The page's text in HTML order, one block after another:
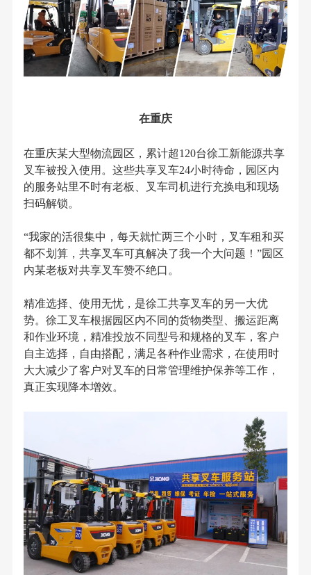
在重庆
在重庆某大型物流园区，累计超120台徐工新能源共享
叉车被投入使用。这些共享叉车24小时待命，园区内
的服务站里不时有老板、叉车司机进行充换电和现场
扫码解锁。
“我家的活很集中，每天就忙两三个小时，叉车租和买
都不划算，共享叉车可真解决了我一个大问题！”园区
内某老板对共享叉车赞不绝口。
精准选择、使用无忧，是徐工共享叉车的另一大优
势。徐工叉车根据园区内不同的货物类型、搬运距离
和作业环境，精准投放不同型号和规格的叉车，客户
自主选择，自由搭配，满足各种作业需求，在使用时
大大减少了客户对叉车的日常管理维护保养等工作，
真正实现降本增效。